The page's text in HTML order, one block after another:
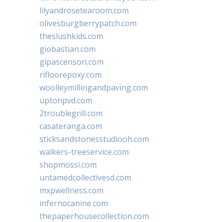
lilyandrosetearoom.com
olivesburgberrypatch.com
theslushkids.com
giobastian.com
glpascensori.com
rifloorepoxy.com
woolleymillingandpaving.com
uptonpvd.com
2troublegrill.com
casateranga.com
sticksandstonesstudiooh.com
walkers-treeservice.com
shopmossi.com
untamedcollectivesd.com
mxpwellness.com
infernocanine.com
thepaperhousecollection.com